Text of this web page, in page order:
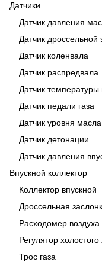
Датчики
Датчик давления
Датчик дроссельной
Датчик коленвала
Датчик распредвала
Датчик температуры
Датчик педали газа
Датчик уровня масла
Датчик детонации
Датчик давления
Впускной коллектор
Коллектор впускной
Дроссельная
Расходомер воздуха
Регулятор холостого
Трос газа